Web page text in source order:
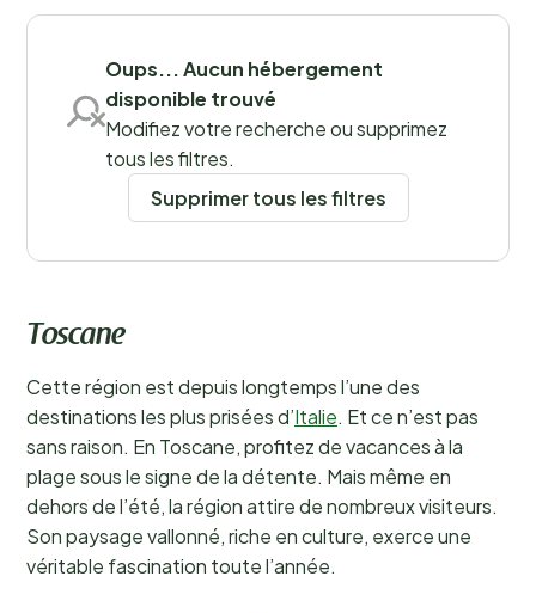
Sauvegarder les filtres
Oups... Aucun hébergement
disponible trouvé
Modifiez votre recherche ou supprimez
tous les filtres.
Supprimer tous les filtres
Toscane
Cette région est depuis longtemps l’une des
destinations les plus prisées d’Italie. Et ce n’est pas
sans raison. En Toscane, profitez de vacances à la
plage sous le signe de la détente. Mais même en
dehors de l’été, la région attire de nombreux visiteurs.
Son paysage vallonné, riche en culture, exerce une
véritable fascination toute l’année.